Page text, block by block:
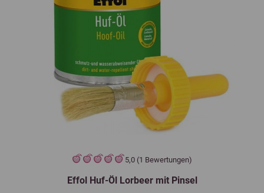
5,0 (1 Bewertungen)
Effol Huf-Öl Lorbeer mit Pinsel